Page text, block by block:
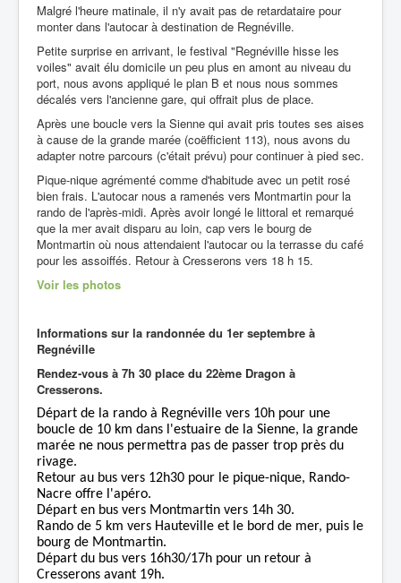
Malgré l'heure matinale, il n'y avait pas de retardataire pour
monter dans l'autocar à destination de Regnéville.
Petite surprise en arrivant, le festival "Regnéville hisse les
voiles" avait élu domicile un peu plus en amont au niveau du
port, nous avons appliqué le plan B et nous nous sommes
décalés vers l'ancienne gare, qui offrait plus de place.
Après une boucle vers la Sienne qui avait pris toutes ses aises
à cause de la grande marée (coëfficient 113), nous avons du
adapter notre parcours (c'était prévu) pour continuer à pied sec.
Pique-nique agrémenté comme d'habitude avec un petit rosé
bien frais. L'autocar nous a ramenés vers Montmartin pour la
rando de l'après-midi. Après avoir longé le littoral et remarqué
que la mer avait disparu au loin, cap vers le bourg de
Montmartin où nous attendaient l'autocar ou la terrasse du café
pour les assoiffés. Retour à Cresserons vers 18 h 15.
Voir les photos
Informations sur la randonnée du 1er septembre à
Regnéville
Rendez-vous à 7h 30 place du 22ème Dragon à
Cresserons.
Départ de la rando à Regnéville vers 10h pour une
boucle de 10 km dans l'estuaire de la Sienne, la grande
marée ne nous permettra pas de passer trop près du
rivage.
Retour au bus vers 12h30 pour le pique-nique, Rando-
Nacre offre l'apéro.
Départ en bus vers Montmartin vers 14h 30.
Rando de 5 km vers Hauteville et le bord de mer, puis le
bourg de Montmartin.
Départ du bus vers 16h30/17h pour un retour à
Cresserons avant 19h.